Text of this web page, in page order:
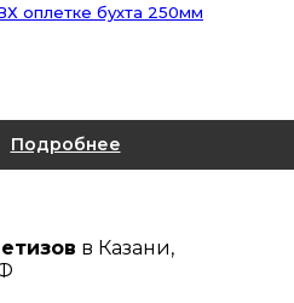
оплетке бухта 250мм
Подробнее
в Казани,